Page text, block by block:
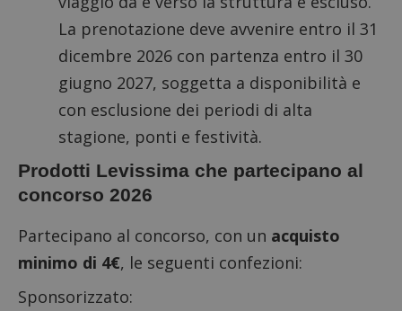
La prenotazione deve avvenire entro il 31
dicembre 2026 con partenza entro il 30
giugno 2027, soggetta a disponibilità e
con esclusione dei periodi di alta
stagione, ponti e festività.
Prodotti Levissima che partecipano al
concorso 2026
Partecipano al concorso, con un acquisto
minimo di 4€, le seguenti confezioni:
Sponsorizzato: